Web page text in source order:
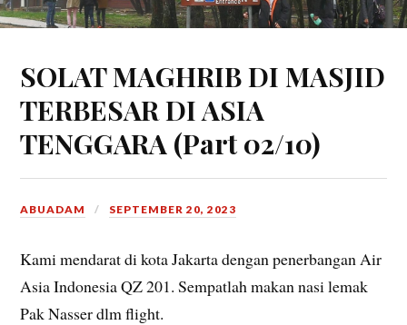
SOLAT MAGHRIB DI MASJID
TERBESAR DI ASIA
TENGGARA (Part 02/10)
ABUADAM SEPTEMBER 20, 2023
Kami mendarat di kota Jakarta dengan penerbangan Air
Asia Indonesia QZ 201. Sempatlah makan nasi lemak
Pak Nasser dlm flight.